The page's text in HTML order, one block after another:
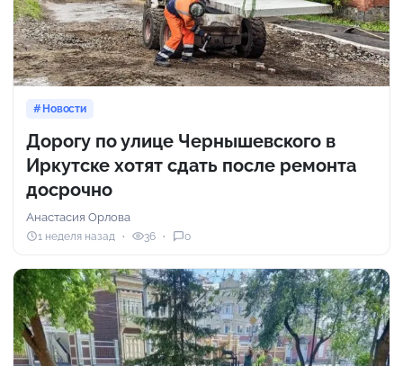
Новости
Дорогу по улице Чернышевского в
Иркутске хотят сдать после ремонта
досрочно
Анастасия Орлова
1 неделя назад 36 0